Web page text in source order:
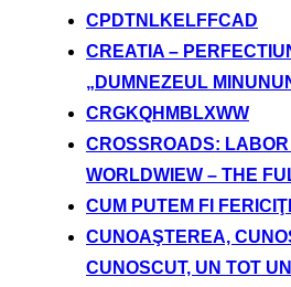
CPDTNLKELFFCAD
CREATIA –
„DUMNEZEUL
CRGKQHMBLXWW
CROSSROADS:
WORLDWIEW – THE
CUM PUTEM FI
CUNOAŞTEREA,
CUNOSCUT, UN TOT